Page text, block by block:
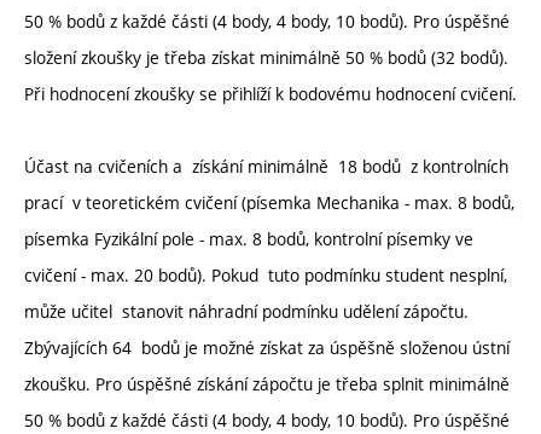
50 % bodů z každé části (4 body, 4 body, 10 bodů). Pro úspěšné
složení zkoušky je třeba získat minimálně 50 % bodů (32 bodů).
Při hodnocení zkoušky se přihlíží k bodovému hodnocení cvičení.
Účast na cvičeních a získání minimálně 18 bodů z kontrolních
prací v teoretickém cvičení (písemka Mechanika - max. 8 bodů,
písemka Fyzikální pole - max. 8 bodů, kontrolní písemky ve
cvičení - max. 20 bodů). Pokud tuto podmínku student nesplní,
může učitel stanovit náhradní podmínku udělení zápočtu.
Zbývajících 64 bodů je možné získat za úspěšně složenou ústní
zkoušku. Pro úspěšné získání zápočtu je třeba splnit minimálně
50 % bodů z každé části (4 body, 4 body, 10 bodů). Pro úspěšné